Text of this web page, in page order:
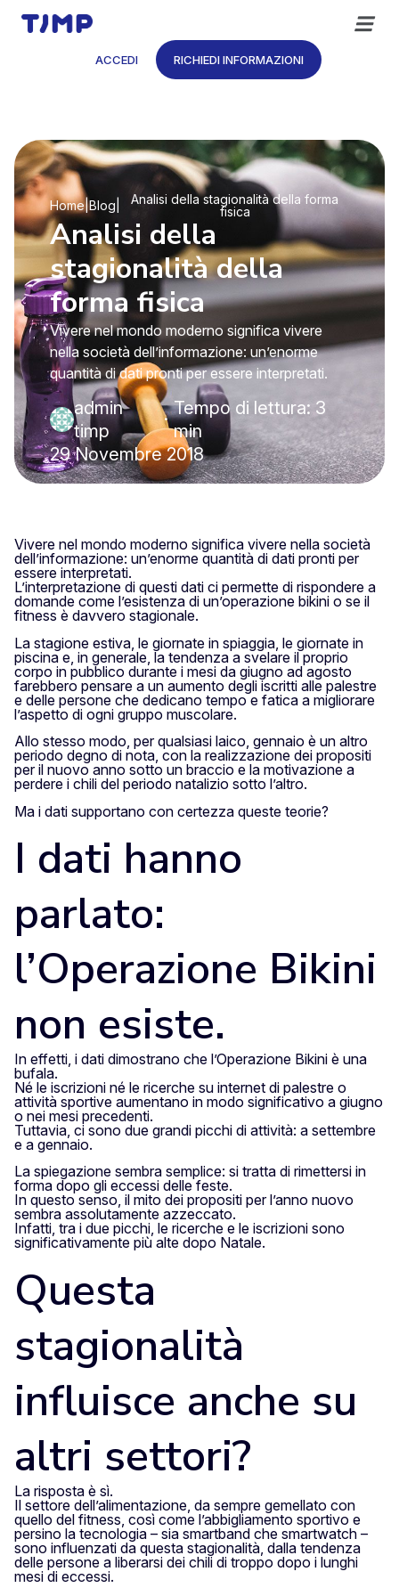
contenuto
ACCEDI RICHIEDI INFORMAZIONI
Home|Blog
Analisi della stagionalità della forma
fisica
Analisi della
stagionalità della
forma fisica
Vivere nel mondo moderno significa vivere
nella società dell’informazione: un’enorme
quantità di dati pronti per essere interpretati.
admin
timp
·
Tempo di lettura: 3
min
29 Novembre 2018
Vivere nel mondo moderno significa vivere nella società
dell’informazione: un’enorme quantità di dati pronti per
essere interpretati.
L’interpretazione di questi dati ci permette di rispondere a
domande come l’esistenza di un’operazione bikini o se il
fitness è davvero stagionale.
La stagione estiva, le giornate in spiaggia, le giornate in
piscina e, in generale, la tendenza a svelare il proprio
corpo in pubblico durante i mesi da giugno ad agosto
farebbero pensare a un aumento degli iscritti alle palestre
e delle persone che dedicano tempo e fatica a migliorare
l’aspetto di ogni gruppo muscolare.
Allo stesso modo, per qualsiasi laico, gennaio è un altro
periodo degno di nota, con la realizzazione dei propositi
per il nuovo anno sotto un braccio e la motivazione a
perdere i chili del periodo natalizio sotto l’altro.
Ma i dati supportano con certezza queste teorie?
I dati hanno
parlato:
l’Operazione Bikini
non esiste.
In effetti, i dati dimostrano che l’Operazione Bikini è una
bufala.
Né le iscrizioni né le ricerche su internet di palestre o
attività sportive aumentano in modo significativo a giugno
o nei mesi precedenti.
Tuttavia, ci sono due grandi picchi di attività: a settembre
e a gennaio.
La spiegazione sembra semplice: si tratta di rimettersi in
forma dopo gli eccessi delle feste.
In questo senso, il mito dei propositi per l’anno nuovo
sembra assolutamente azzeccato.
Infatti, tra i due picchi, le ricerche e le iscrizioni sono
significativamente più alte dopo Natale.
Questa
stagionalità
influisce anche su
altri settori?
La risposta è sì.
Il settore dell’alimentazione, da sempre gemellato con
quello del fitness, così come l’abbigliamento sportivo e
persino la tecnologia – sia smartband che smartwatch –
sono influenzati da questa stagionalità, dalla tendenza
delle persone a liberarsi dei chili di troppo dopo i lunghi
mesi di eccessi.